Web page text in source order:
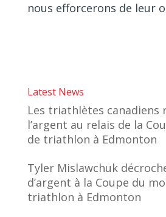
nous efforcerons de leur
Latest News
Les triathlètes
l’argent au relais de la
de triathlon à Edmonton
Tyler Mislawchuk
d’argent à la Coupe du
triathlon à Edmonton